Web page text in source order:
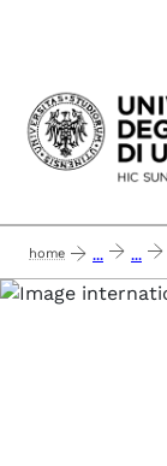
Passa
home ... ...
procedure di